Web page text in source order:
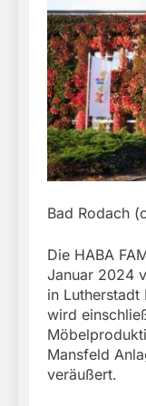
Bad Rodach
Die HABA
Januar 2024
in
wird
Mansfeld
veräußert.